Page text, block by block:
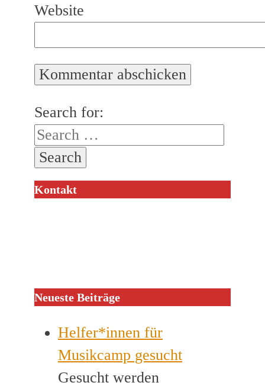
Website
Search for:
Kontakt
Neueste Beiträge
Helfer*innen für
Musikcamp gesucht
Gesucht werden